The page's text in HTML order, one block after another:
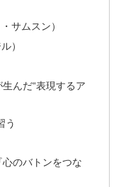
サムスン）
）
んだ“表現するア
う
のバトンをつな